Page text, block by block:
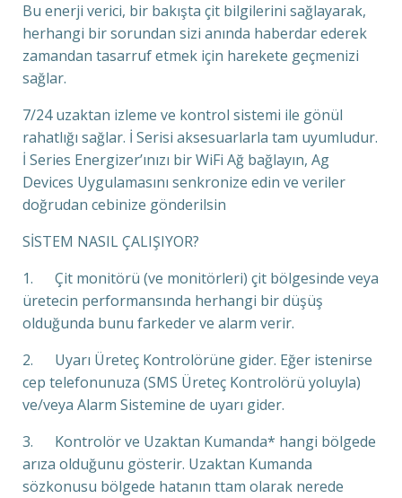
Bu enerji verici, bir bakışta çit bilgilerini sağlayarak,
herhangi bir sorundan sizi anında haberdar ederek
zamandan tasarruf etmek için harekete geçmenizi
sağlar.
7/24 uzaktan izleme ve kontrol sistemi ile gönül
rahatlığı sağlar. İ Serisi aksesuarlarla tam uyumludur.
İ Series Energizer’ınızı bir WiFi Ağ bağlayın, Ag
Devices Uygulamasını senkronize edin ve veriler
doğrudan cebinize gönderilsin
SİSTEM NASIL ÇALIŞIYOR?
1. Çit monitörü (ve monitörleri) çit bölgesinde veya
üretecin performansında herhangi bir düşüş
olduğunda bunu farkeder ve alarm verir.
2. Uyarı Üreteç Kontrolörüne gider. Eğer istenirse
cep telefonunuza (SMS Üreteç Kontrolörü yoluyla)
ve/veya Alarm Sistemine de uyarı gider.
3. Kontrolör ve Uzaktan Kumanda* hangi bölgede
arıza olduğunu gösterir. Uzaktan Kumanda
sözkonusu bölgede hatanın ttam olarak nerede